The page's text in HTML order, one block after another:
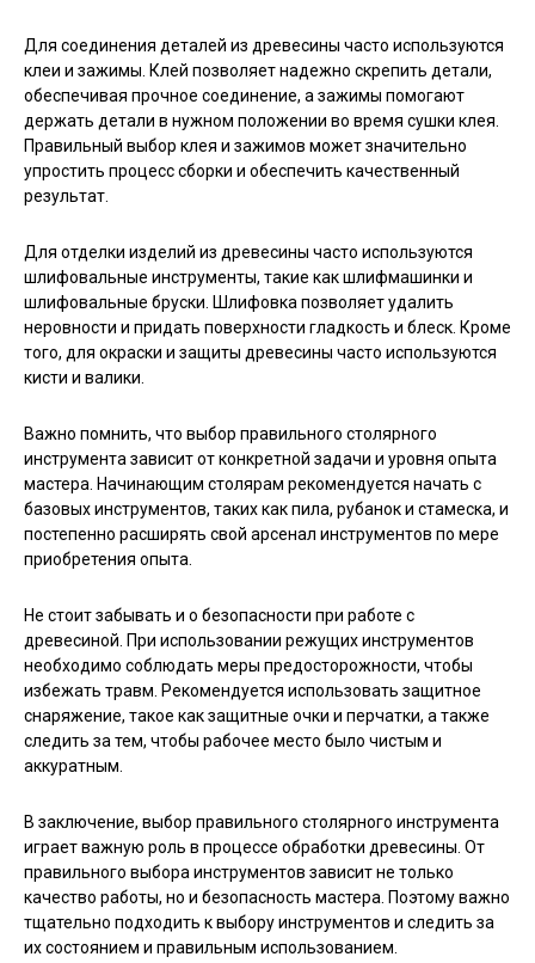
Для соединения деталей из древесины часто используются
клеи и зажимы. Клей позволяет надежно скрепить детали,
обеспечивая прочное соединение, а зажимы помогают
держать детали в нужном положении во время сушки клея.
Правильный выбор клея и зажимов может значительно
упростить процесс сборки и обеспечить качественный
результат.
Для отделки изделий из древесины часто используются
шлифовальные инструменты, такие как шлифмашинки и
шлифовальные бруски. Шлифовка позволяет удалить
неровности и придать поверхности гладкость и блеск. Кроме
того, для окраски и защиты древесины часто используются
кисти и валики.
Важно помнить, что выбор правильного столярного
инструмента зависит от конкретной задачи и уровня опыта
мастера. Начинающим столярам рекомендуется начать с
базовых инструментов, таких как пила, рубанок и стамеска, и
постепенно расширять свой арсенал инструментов по мере
приобретения опыта.
Не стоит забывать и о безопасности при работе с
древесиной. При использовании режущих инструментов
необходимо соблюдать меры предосторожности, чтобы
избежать травм. Рекомендуется использовать защитное
снаряжение, такое как защитные очки и перчатки, а также
следить за тем, чтобы рабочее место было чистым и
аккуратным.
В заключение, выбор правильного столярного инструмента
играет важную роль в процессе обработки древесины. От
правильного выбора инструментов зависит не только
качество работы, но и безопасность мастера. Поэтому важно
тщательно подходить к выбору инструментов и следить за
их состоянием и правильным использованием.